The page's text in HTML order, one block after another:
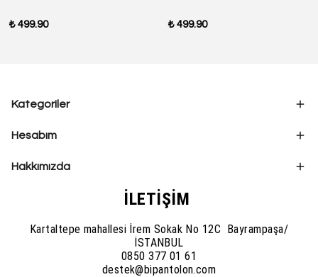
₺ 499.90 ₺ 499.90
Kategoriler
Hesabım
Hakkımızda
İLETİŞİM
Kartaltepe mahallesi İrem Sokak No 12C Bayrampaşa/
İSTANBUL
0850 377 01 61
destek@bipantolon.com